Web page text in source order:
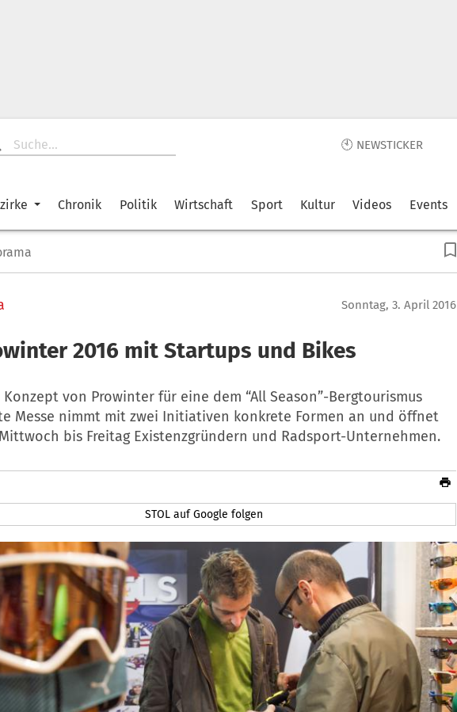
🕙 NEWSTICKER
Chronik Politik Wirtschaft Sport Kultur Videos Events
Sonntag, 3. April 2016
2016 mit Startups und Bikes
Konzept von Prowinter für eine dem “All Season”-Bergtourismus
Messe nimmt mit zwei Initiativen konkrete Formen an und öffnet
bis Freitag Existenzgründern und Radsport-Unternehmen.
STOL auf Google folgen